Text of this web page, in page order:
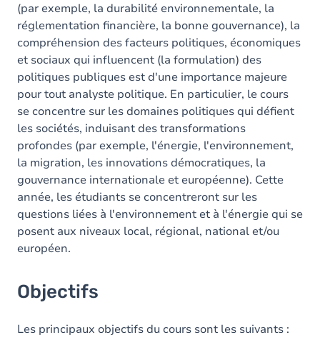
(par exemple, la durabilité environnementale, la
réglementation financière, la bonne gouvernance), la
compréhension des facteurs politiques, économiques
et sociaux qui influencent (la formulation) des
politiques publiques est d'une importance majeure
pour tout analyste politique. En particulier, le cours
se concentre sur les domaines politiques qui défient
les sociétés, induisant des transformations
profondes (par exemple, l'énergie, l'environnement,
la migration, les innovations démocratiques, la
gouvernance internationale et européenne). Cette
année, les étudiants se concentreront sur les
questions liées à l'environnement et à l'énergie qui se
posent aux niveaux local, régional, national et/ou
européen.
Objectifs
Les principaux objectifs du cours sont les suivants :